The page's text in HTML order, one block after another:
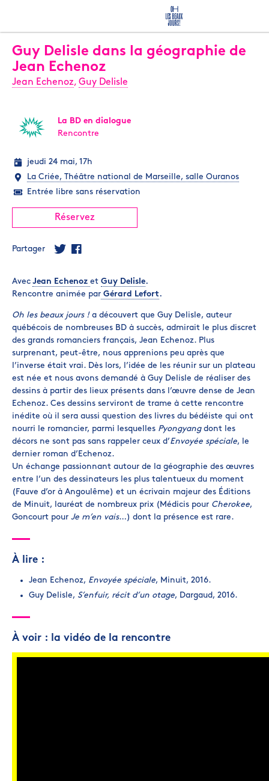
Guy Delisle dans la géographie de
Jean Echenoz
Jean Echenoz, Guy Delisle
La BD en dialogue
Rencontre
jeudi 24 mai, 17h
La Criée, Théâtre national de Marseille, salle Ouranos
Entrée libre sans réservation
Réservez
Partager
Avec Jean Echenoz et Guy Delisle.
Rencontre animée par Gérard Lefort.
Oh les beaux jours !a découvert que Guy Delisle, auteur
québécois de nombreuses BD à succès, admirait le plus discret
des grands romanciers français, Jean Echenoz. Plus
surprenant, peut-être, nous apprenions peu après que
l’inverse était vrai. Dès lors, l’idée de les réunir sur un plateau
est née et nous avons demandé à Guy Delisle de réaliser des
dessins à partir des lieux présents dans l’œuvre dense de Jean
Echenoz. Ces dessins serviront de trame à cette rencontre
inédite où il sera aussi question des livres du bédéiste qui ont
nourri le romancier, parmi lesquelles Pyongyangdont les
décors ne sont pas sans rappeler ceux d’Envoyée spéciale, le
dernier roman d’Echenoz.
Un échange passionnant autour de la géographie des œuvres
entre l’un des dessinateurs les plus talentueux du moment
(Fauve d’or à Angoulême) et un écrivain majeur des Éditions
de Minuit, lauréat de nombreux prix (Médicis pour Cherokee,
Goncourt pour Je m’en vais…) dont la présence est rare.
À lire :
Jean Echenoz, Envoyée spéciale, Minuit, 2016.
Guy Delisle, S’enfuir, récit d’un otage, Dargaud, 2016.
À voir : la vidéo de la rencontre